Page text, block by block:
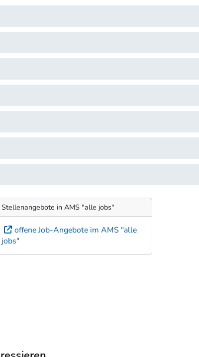
Stellenangebote in AMS "alle jobs"
offene Job-Angebote im AMS "alle
jobs"